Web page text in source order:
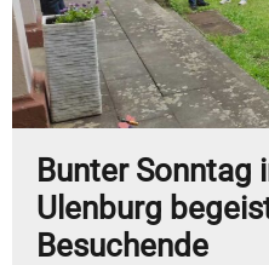
Bunter Sonntag
Ulenburg
Besuchende